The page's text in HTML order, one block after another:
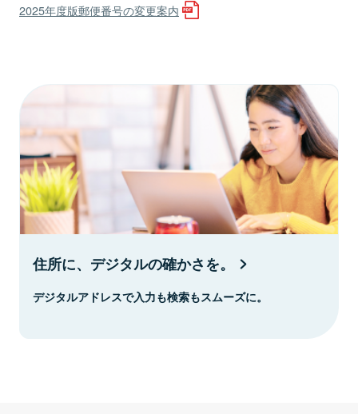
2025年度版郵便番号の変更案内
住所に、デジタルの確かさを。
デジタルアドレスで入力も検索もスムーズに。